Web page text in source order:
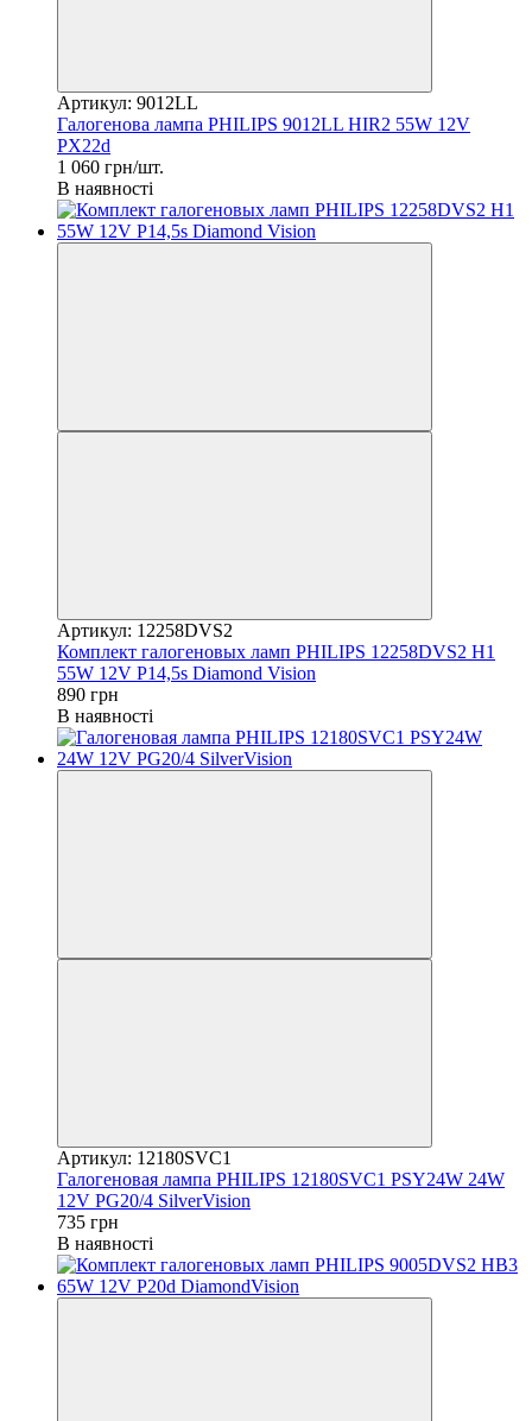
Артикул: 9012LL
Галогенова лампа PHILIPS 9012LL HIR2 55W 12V
PX22d
1 060 грн/шт.
В наявності
Артикул: 12258DVS2
Комплект галогеновых ламп PHILIPS 12258DVS2 H1
55W 12V P14,5s Diamond Vision
890 грн
В наявності
Артикул: 12180SVC1
Галогеновая лампа PHILIPS 12180SVC1 PSY24W 24W
12V PG20/4 SilverVision
735 грн
В наявності